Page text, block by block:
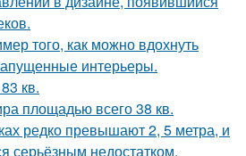
того, как можно вдохнуть
интерьеры.
кв.
площадью всего 38 кв.
редко превышают 2, 5 метра, и
серьёзным недостатком.